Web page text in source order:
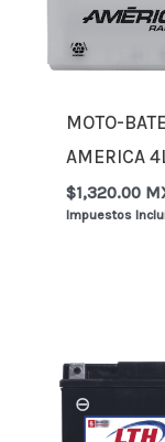
MOTO-
AMERICA
$1,320.00
Impuestos